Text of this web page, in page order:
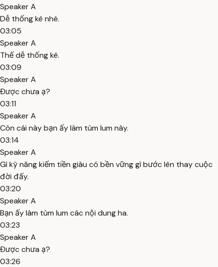
Speaker A
Dễ thống kê nhé.
03:05
Speaker A
Thế dễ thống kê.
03:09
Speaker A
Được chưa ạ?
03:11
Speaker A
Còn cái này bạn ấy làm tùm lum này.
03:14
Speaker A
Gì kỹ năng kiếm tiền giàu có bền vững gì bước lên thay cuộc
đời đấy.
03:20
Speaker A
Bạn ấy làm tùm lum các nội dung ha.
03:23
Speaker A
Được chưa ạ?
03:26